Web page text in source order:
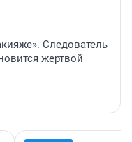
Следователь
жертвой